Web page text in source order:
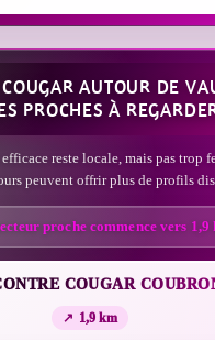
AUTOUR DE
PROCHES À
reste locale, mais pas trop
peuvent offrir plus de profils
proche commence vers 1,9
COUGAR
1,9 km